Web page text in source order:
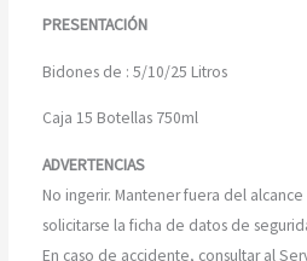
PRESENTACIÓN
Bidones de : 5/10/25 Litros
Caja 15 Botellas 750ml
ADVERTENCIAS
No ingerir. Mantener fuera del
solicitarse la ficha de datos de
En caso de accidente, consultar al